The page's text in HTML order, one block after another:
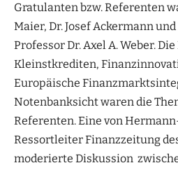
Gratulanten bzw. Referenten
Maier, Dr. Josef Ackermann
Professor Dr. Axel A. Weber.
Kleinstkrediten,
Europäische
Notenbanksicht waren die
Referenten. Eine von
Ressortleiter Finanzzeitung
moderierte Diskussion